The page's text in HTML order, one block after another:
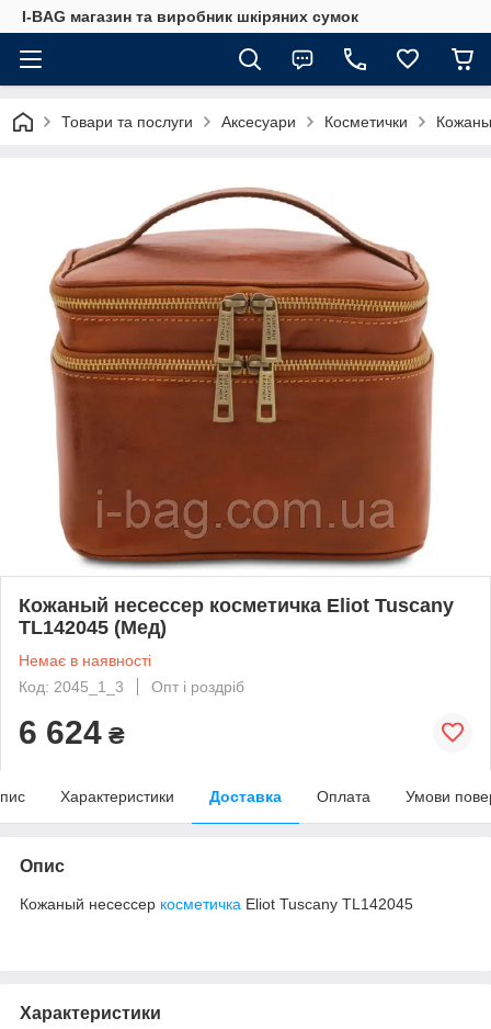
I-BAG магазин та виробник шкіряних сумок
Товари та послуги Аксесуари Косметички
Кожаный несессер косметичка Eliot Tuscany
TL142045 (Мед)
Немає в наявності
Код: 2045_1_3
Опт і роздріб
6 624 ₴
Характеристики Доставка Оплата Умови
Опис
Кожаный несессер косметичка Eliot Tuscany TL142045
Характеристики